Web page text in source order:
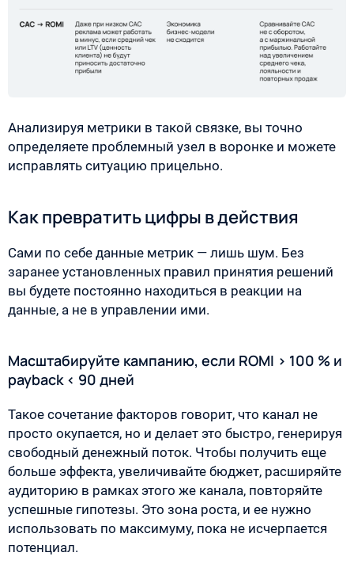
Анализируя метрики в такой связке, вы точно
определяете проблемный узел в воронке и можете
исправлять ситуацию прицельно.
Как превратить цифры в действия
Сами по себе данные метрик — лишь шум. Без
заранее установленных правил принятия решений
вы будете постоянно находиться в реакции на
данные, а не в управлении ими.
Масштабируйте кампанию, если ROMI > 100 % и
payback < 90 дней
Такое сочетание факторов говорит, что канал не
просто окупается, но и делает это быстро, генерируя
свободный денежный поток. Чтобы получить еще
больше эффекта, увеличивайте бюджет, расширяйте
аудиторию в рамках этого же канала, повторяйте
успешные гипотезы. Это зона роста, и ее нужно
использовать по максимуму, пока не исчерпается
потенциал.